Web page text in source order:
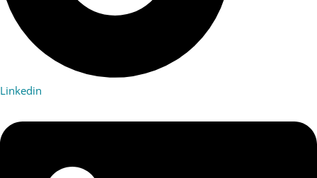
Linkedin